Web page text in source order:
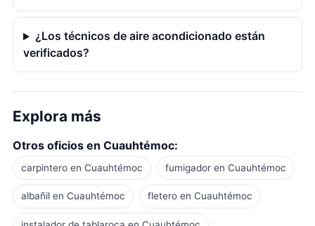
¿Los técnicos de aire acondicionado están
verificados?
Explora más
Otros oficios en Cuauhtémoc:
carpintero en Cuauhtémoc fumigador en Cuauhtémoc
albañil en Cuauhtémoc fletero en Cuauhtémoc